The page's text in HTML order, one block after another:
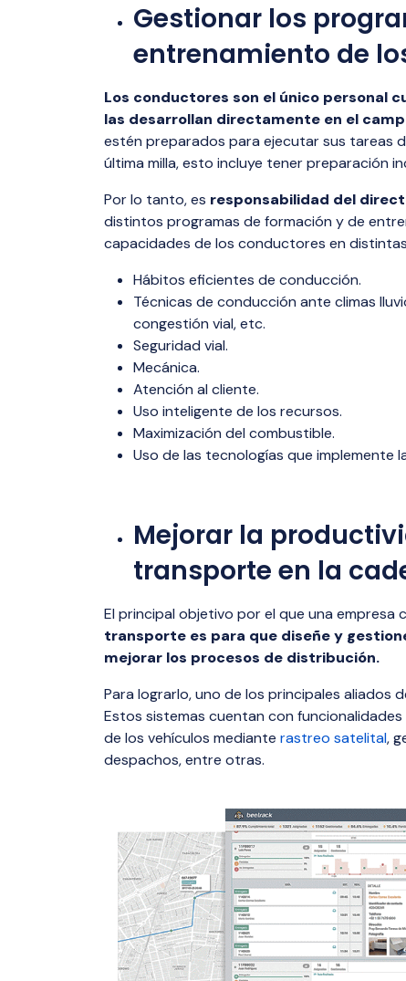
Gestionar los
entrenamiento de
Los conductores son el único personal
las desarrollan directamente en el
estén preparados para ejecutar sus tareas
última milla, esto incluye tener preparación
Por lo tanto, es responsabilidad del
distintos programas de formación y de
capacidades de los conductores en
Hábitos eficientes de conducción.
Técnicas de conducción ante climas
congestión vial, etc.
Seguridad vial.
Mecánica.
Atención al cliente.
Uso inteligente de los recursos.
Maximización del combustible.
Uso de las tecnologías que implemente
Mejorar la
transporte en la
El principal objetivo por el que una empresa
transporte es para que diseñe y
mejorar los procesos de distribución.
Para lograrlo, uno de los principales aliados
Estos sistemas cuentan con
de los vehículos mediante rastreo satelital,
despachos, entre otras.